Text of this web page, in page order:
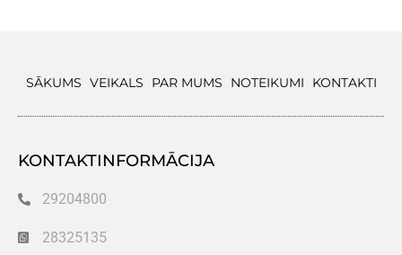
SĀKUMS VEIKALS PAR MUMS NOTEIKUMI KONTAKTI
KONTAKTINFORMĀCIJA
29204800
28325135